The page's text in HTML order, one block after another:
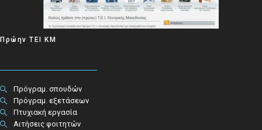
Πρώην ΤΕΙ ΚΜ
Πρόγραμ. σπουδών
Πρόγραμ. εξετάσεων
Πτυχιακή εργασία
Αιτήσεις φοιτητών